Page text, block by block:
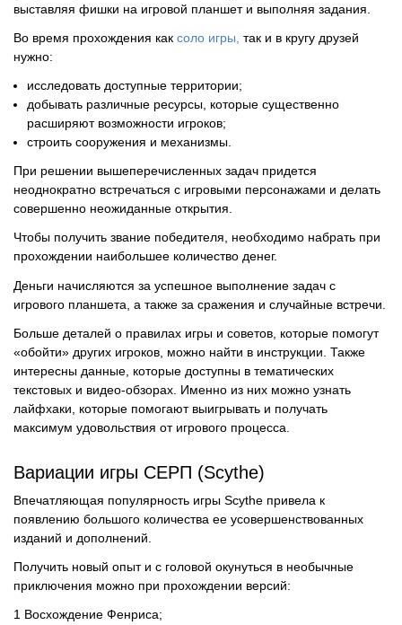
выставляя фишки на игровой планшет и выполняя задания.
Во время прохождения как соло игры, так и в кругу друзей
нужно:
исследовать доступные территории;
добывать различные ресурсы, которые существенно
расширяют возможности игроков;
строить сооружения и механизмы.
При решении вышеперечисленных задач придется
неоднократно встречаться с игровыми персонажами и делать
совершенно неожиданные открытия.
Чтобы получить звание победителя, необходимо набрать при
прохождении наибольшее количество денег.
Деньги начисляются за успешное выполнение задач с
игрового планшета, а также за сражения и случайные встречи.
Больше деталей о правилах игры и советов, которые помогут
«обойти» других игроков, можно найти в инструкции. Также
интересны данные, которые доступны в тематических
текстовых и видео-обзорах. Именно из них можно узнать
лайфхаки, которые помогают выигрывать и получать
максимум удовольствия от игрового процесса.
Вариации игры СЕРП (Scythe)
Впечатляющая популярность игры Scythe привела к
появлению большого количества ее усовершенствованных
изданий и дополнений.
Получить новый опыт и с головой окунуться в необычные
приключения можно при прохождении версий:
Восхождение Фенриса;